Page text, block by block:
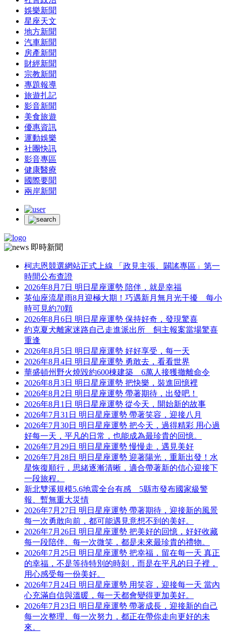
娛樂新聞
星座天文
地方新聞
汽車新聞
房產新聞
財經新聞
宗教新聞
專題報導
旅遊扎記
影音新聞
美食旅遊
優惠資訊
運動娛樂
社團快訊
影音專區
健康醫療
國際要聞
兩岸新聞
即時新聞
柯志恩競選網站正式上線 「政見主張、闢謠專區」第一
時間公布查證
2026年8月7日 明日星座運勢 陪伴，就是幸福
英仙座流星雨8月迎極大期！巧遇新月無月光干擾 每小
時可見約70顆
2026年8月6日 明日星座運勢 保持好奇，發現驚喜
約克夏犬離家迷路自己走進派出所 飼主報案當場驚喜
重逢
2026年8月5日 明日星座運勢 好好享受，每一天
2026年8月4日 明日星座運勢 勇敢去，看看世界
華盛頓州野火燒毀約600棟建築 6萬人接獲撤離命令
2026年8月3日 明日星座運勢 把快樂，裝進回憶裡
2026年8月2日 明日星座運勢 帶著期待，出發吧！
2026年8月1日 明日星座運勢 從今天，開始新的故事
2026年7月31日 明日星座運勢 帶著笑容，迎接八月
2026年7月30日 明日星座運勢 把今天，過得精彩 用心過
好每一天，平凡的日常，也能成為最珍貴的回憶。
2026年7月29日 明日星座運勢 慢慢走，遇見美好
2026年7月28日 明日星座運勢 迎著陽光，重新出發！水
星恢復順行，思緒逐漸清晰，適合帶著新的信心迎接下
一段旅程。
新北雙溪規模5.6地震全台有感 5縣市發布國家級警
報、暫無重大災情
2026年7月27日 明日星座運勢 帶著期待，迎接新的風景
每一次勇敢向前，都可能遇見意想不到的美好。
2026年7月26日 明日星座運勢 把美好的回憶，好好收藏
每一段陪伴、每一次微笑，都是未來最珍貴的禮物。
2026年7月25日 明日星座運勢 把幸福，留在每一天 真正
的幸福，不是等待特別的時刻，而是在平凡的日子裡，
用心感受每一份美好。
2026年7月24日 明日星座運勢 用笑容，迎接每一天 當內
心充滿自信與溫暖，每一天都會變得更加美好。
2026年7月23日 明日星座運勢 帶著成長，迎接新的自己
每一次整理、每一次努力，都正在帶你走向更好的未
來。